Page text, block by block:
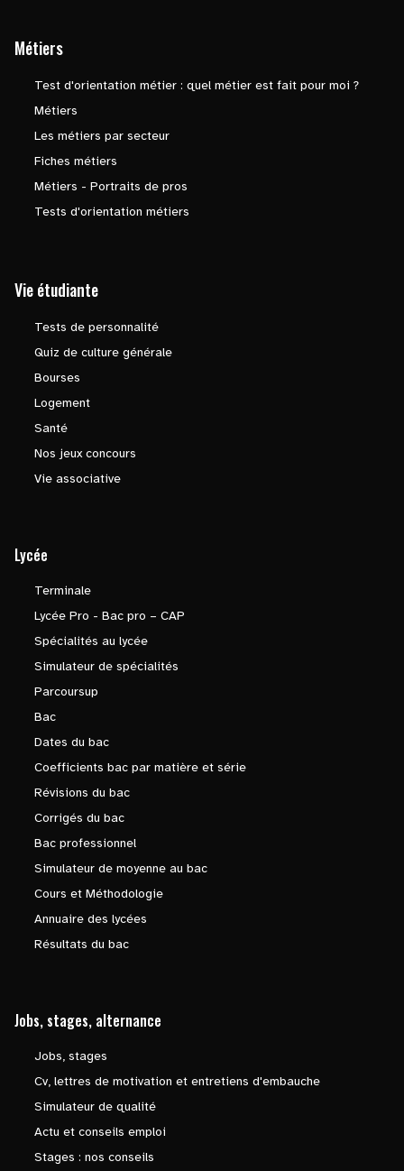
Métiers
Test d'orientation métier : quel métier est fait pour moi ?
Métiers
Les métiers par secteur
Fiches métiers
Métiers - Portraits de pros
Tests d'orientation métiers
Vie étudiante
Tests de personnalité
Quiz de culture générale
Bourses
Logement
Santé
Nos jeux concours
Vie associative
Lycée
Terminale
Lycée Pro - Bac pro – CAP
Spécialités au lycée
Simulateur de spécialités
Parcoursup
Bac
Dates du bac
Coefficients bac par matière et série
Révisions du bac
Corrigés du bac
Bac professionnel
Simulateur de moyenne au bac
Cours et Méthodologie
Annuaire des lycées
Résultats du bac
Jobs, stages, alternance
Jobs, stages
Cv, lettres de motivation et entretiens d'embauche
Simulateur de qualité
Actu et conseils emploi
Stages : nos conseils